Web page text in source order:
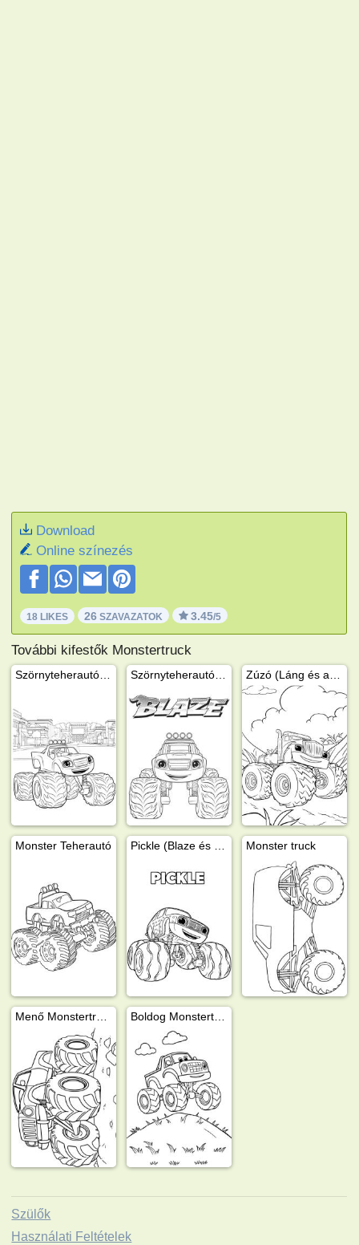
Download
Online színezés
18 LIKES 26 SZAVAZATOK 3.45/5
További kifestők Monstertruck
Monster Teherautó Monster truck
Szülők
Használati Feltételek